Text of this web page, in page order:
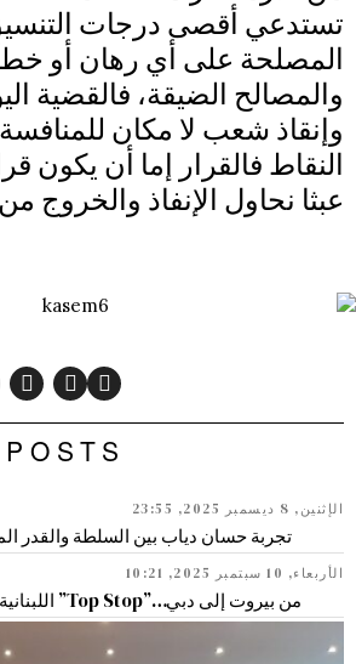
تستدعي أقصى درجات
المصلحة على أي رهان أو خطأ
والمصالح الضيقة، فالقضية
وإنقاذ شعب لا مكان
النقاط فالقرار إما أن يكون
عبثا نحاول الإنفاذ والخروج
الإثنين, 8 ديسمبر 2025, 23:55
تجربة حسان دياب بين السلطة والقدر
الأربعاء, 10 سبتمبر 2025, 10:21
من بيروت إلى دبي…”Top Stop” اللبنانية تقتحم المعارض الدولية